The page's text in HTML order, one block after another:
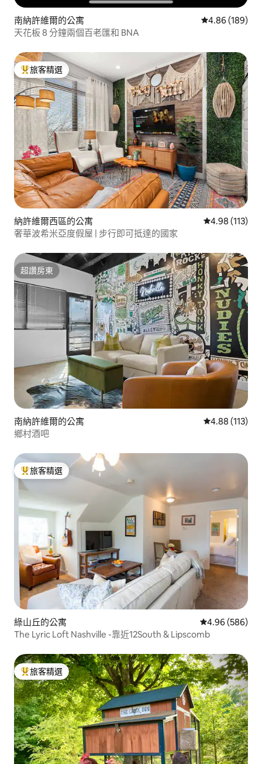
南納許維爾的公寓 從 189 則評價
4.86 (189)
天花板 8 分鐘兩個百老匯和 BNA
旅客精選榜首
旅客精選
納許維爾西區的公寓 從 113 則評價
4.98 (113)
奢華波希米亞度假屋 | 步行即可抵達的國家
超讚房東
超讚房東
南納許維爾的公寓 從 113 則評價
4.88 (113)
鄉村酒吧
旅客精選榜首
旅客精選
綠山丘的公寓 從 586 則評價
4.96 (586)
The Lyric Loft Nashville -靠近12South & Lipscomb
旅客精選榜首
旅客精選